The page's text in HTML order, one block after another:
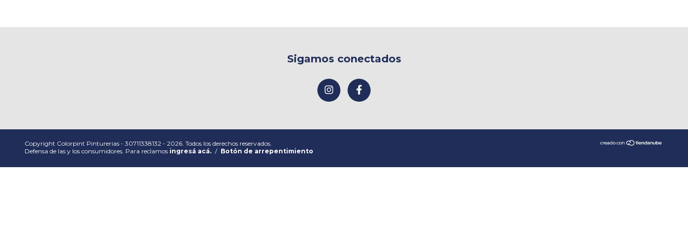
Sigamos conectados
Copyright Colorpint Pinturerias - 30711338132 - 2026. Todos los derechos reservados.
Defensa de las y los consumidores. Para reclamos ingresá acá. / Botón de arrepentimiento